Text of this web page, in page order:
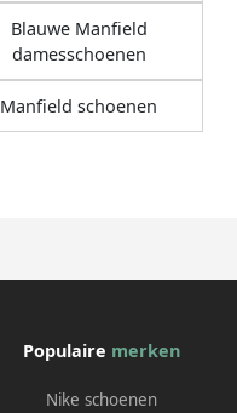
Blauwe Manfield
damesschoenen
Manfield schoenen
Populaire merken
Nike schoenen